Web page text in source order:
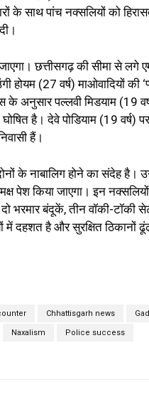
के साथ पांच नक्सलियों को
छत्तीसगढ़ की सीमा से लगे
(27 वर्ष) माओवादियों की
पल्लवी मिडयाम (19 वर्ष)
है। देवे पोडियाम (19 वर्ष)
हैं।
के नाबालिग होने का संदेह
पेश किया जाएगा। इन
भरमार बंदूकें, तीन वॉकी-टॉकी
में दहशत है और सुरक्षित ठिकानों
Chhattisgarh news
Naxalism Police success